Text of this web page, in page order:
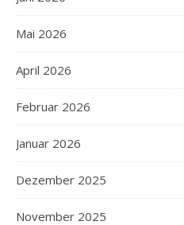
Mai 2026
April 2026
Februar 2026
Januar 2026
Dezember 2025
November 2025